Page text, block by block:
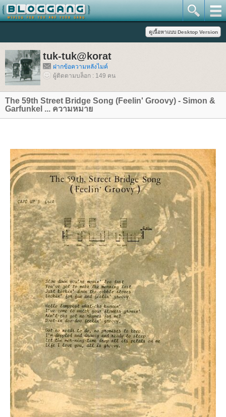
tuk-tuk@korat
ฝากข้อความหลังไมค์
ผู้ติดตามบล็อก : 149 คน
The 59th Street Bridge Song (Feelin' Groovy) - Simon &
Garfunkel ... ความหมา